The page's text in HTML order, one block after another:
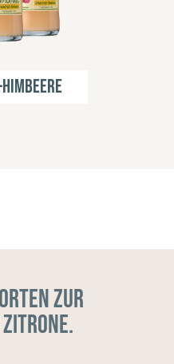
zur
Zitrone.